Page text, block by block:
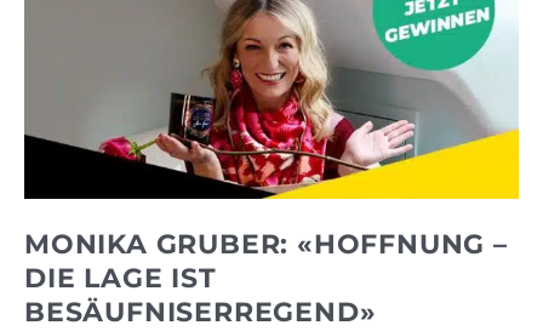
MONIKA GRUBER: «HOFFNUNG –
DIE LAGE IST
BESÄUFNISERREGEND»